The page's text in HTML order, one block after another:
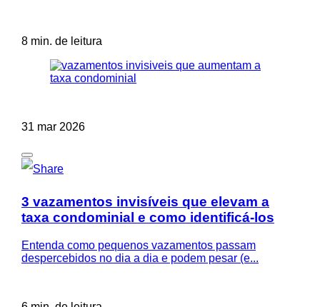
8 min. de leitura
31 mar 2026
3 vazamentos invisíveis que elevam a
taxa condominial e como identificá-los
Entenda como pequenos vazamentos passam
despercebidos no dia a dia e podem pesar (e...